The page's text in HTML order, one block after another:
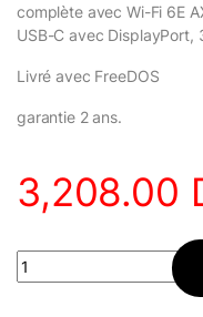
complète avec Wi-Fi 6E
USB-C avec DisplayPort,
Livré avec FreeDOS
garantie 2 ans.
3,208.00
Pc Portable Gamer -